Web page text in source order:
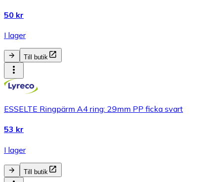
50 kr
I lager
Till butik
ESSELTE Ringpärm A4 ring: 29mm PP ficka svart
53 kr
I lager
Till butik